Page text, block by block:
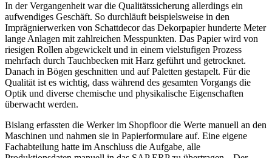
In der Vergangenheit war die Qualitätssicherung allerdings ein
aufwendiges Geschäft. So durchläuft beispielsweise in den
Imprägnierwerken von Schattdecor das Dekorpapier hunderte Meter
lange Anlagen mit zahlreichen Messpunkten. Das Papier wird von
riesigen Rollen abgewickelt und in einem vielstufigen Prozess
mehrfach durch Tauchbecken mit Harz geführt und getrocknet.
Danach in Bögen geschnitten und auf Paletten gestapelt. Für die
Qualität ist es wichtig, dass während des gesamten Vorgangs die
Optik und diverse chemische und physikalische Eigenschaften
überwacht werden.
Bislang erfassten die Werker im Shopfloor die Werte manuell an den
Maschinen und nahmen sie in Papierformulare auf. Eine eigene
Fachabteilung hatte im Anschluss die Aufgabe, alle